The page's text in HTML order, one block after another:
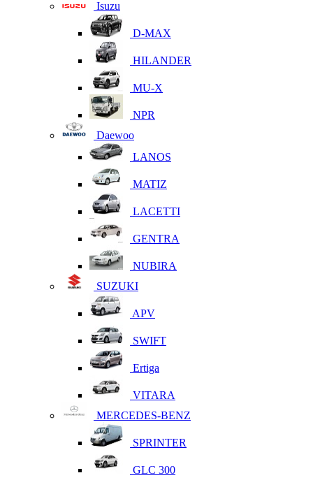
Isuzu
D-MAX
HILANDER
MU-X
NPR
Daewoo
LANOS
MATIZ
LACETTI
GENTRA
NUBIRA
SUZUKI
APV
SWIFT
Ertiga
VITARA
MERCEDES-BENZ
SPRINTER
GLC 300